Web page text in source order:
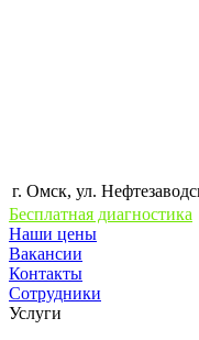
г. Омск, ул.
Бесплатная диагностика
Наши цены
Вакансии
Контакты
Сотрудники
Услуги